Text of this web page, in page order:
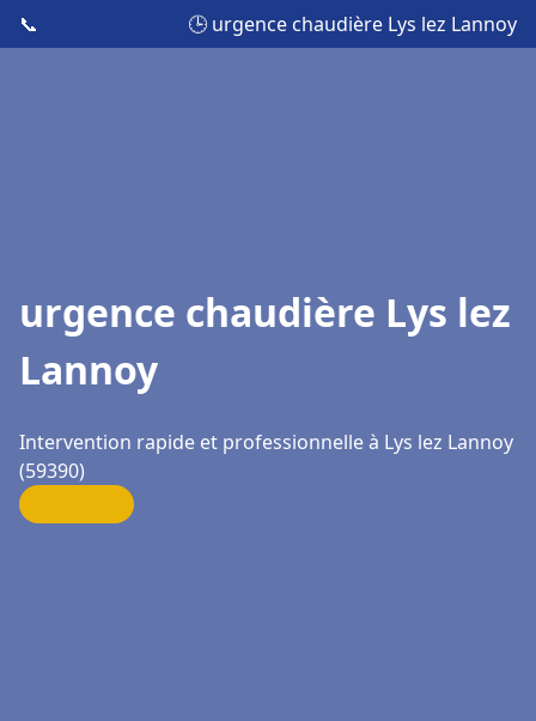
📞 🕒 urgence chaudière Lys lez Lannoy
urgence chaudière Lys lez
Lannoy
Intervention rapide et professionnelle à Lys lez Lannoy
(59390)